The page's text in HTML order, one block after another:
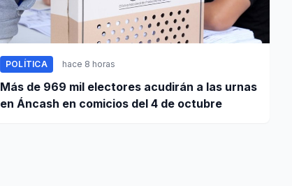
POLÍTICA hace 8 horas
Más de 969 mil electores acudirán a las urnas
en Áncash en comicios del 4 de octubre